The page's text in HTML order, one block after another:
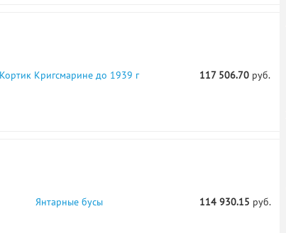
Кортик Кригсмарине до 1939 г 117 506.70 руб.
Янтарные бусы 114 930.15 руб.